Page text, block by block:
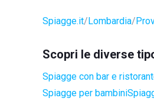
Spiagge.it Lombardia
Scopri le diverse
Spiagge con bar e
Spiagge per bambini